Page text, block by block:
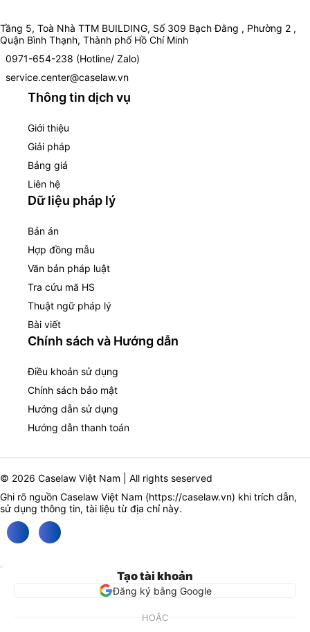
Tầng 5, Toà Nhà TTM BUILDING, Số 309 Bạch Đằng , Phường 2 ,
Quận Bình Thạnh, Thành phố Hồ Chí Minh
0971-654-238 (Hotline/ Zalo)
service.center@caselaw.vn
Thông tin dịch vụ
Giới thiệu
Giải pháp
Bảng giá
Liên hệ
Dữ liệu pháp lý
Bản án
Hợp đồng mẫu
Văn bản pháp luật
Tra cứu mã HS
Thuật ngữ pháp lý
Bài viết
Chính sách và Hướng dẫn
Điều khoản sử dụng
Chính sách bảo mật
Hướng dẫn sử dụng
Hướng dẫn thanh toán
© 2026 Caselaw Việt Nam | All rights seserved
Ghi rõ nguồn Caselaw Việt Nam (https://caselaw.vn) khi trích dẫn,
sử dụng thông tin, tài liệu từ địa chỉ này.
Tạo tài khoản
Đăng ký bằng Google
HOẶC